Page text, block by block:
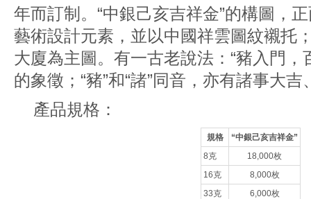
年而訂制。“中銀己亥吉祥金”的構圖，
藝術設計元素，並以中國祥雲圖紋襯托
大廈為主圖。有一古老說法：“豬入門，
的象徵；“豬”和“諸”同音，亦有諸事大
產品規格：
規格
“中銀己亥吉祥金”
8克
18,000枚
16克
8,000枚
33克
6,000枚